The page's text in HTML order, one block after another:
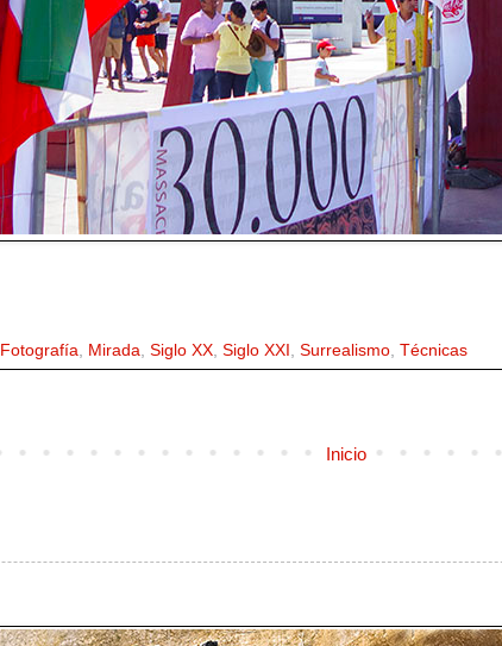
Fotografía Mirada Siglo XX, Siglo XXI Surrealismo, Técnicas
Inicio